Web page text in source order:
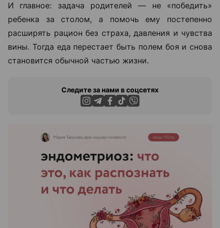
И главное: задача родителей — не «победить»
ребенка за столом, а помочь ему постепенно
расширять рацион без страха, давления и чувства
вины. Тогда еда перестает быть полем боя и снова
становится обычной частью жизни.
Следите за нами в соцсетях
ЭФФЕКТИВНАЯ РЕКЛАМА НА САЙТЕ